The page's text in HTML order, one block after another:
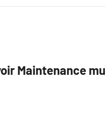
Maintenance